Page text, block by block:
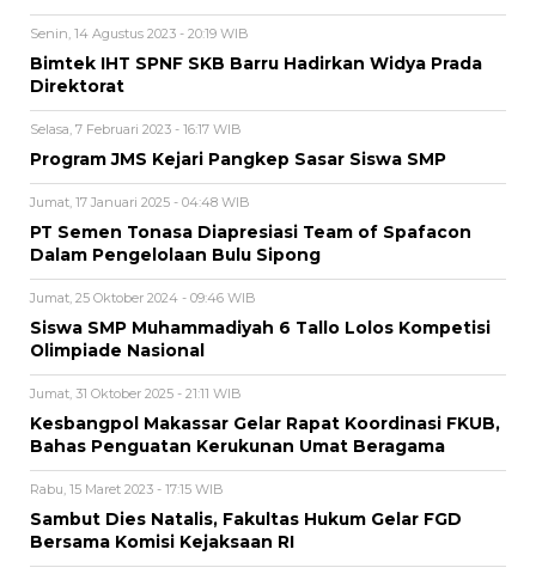
Senin, 14 Agustus 2023 - 20:19 WIB
Bimtek IHT SPNF SKB Barru Hadirkan Widya Prada
Direktorat
Selasa, 7 Februari 2023 - 16:17 WIB
Program JMS Kejari Pangkep Sasar Siswa SMP
Jumat, 17 Januari 2025 - 04:48 WIB
PT Semen Tonasa Diapresiasi Team of Spafacon
Dalam Pengelolaan Bulu Sipong
Jumat, 25 Oktober 2024 - 09:46 WIB
Siswa SMP Muhammadiyah 6 Tallo Lolos Kompetisi
Olimpiade Nasional
Jumat, 31 Oktober 2025 - 21:11 WIB
Kesbangpol Makassar Gelar Rapat Koordinasi FKUB,
Bahas Penguatan Kerukunan Umat Beragama
Rabu, 15 Maret 2023 - 17:15 WIB
Sambut Dies Natalis, Fakultas Hukum Gelar FGD
Bersama Komisi Kejaksaan RI